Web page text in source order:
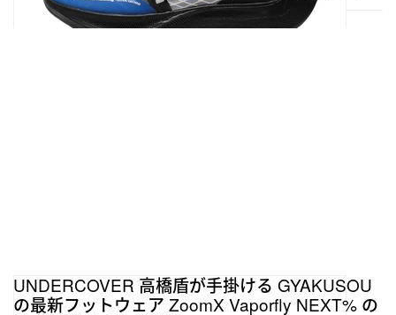
UNDERCOVER 高橋盾が手掛ける GYAKUSOU
の最新フットウェア ZoomX Vaporfly NEXT% の